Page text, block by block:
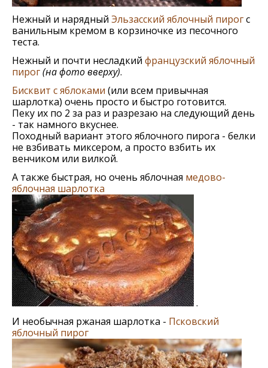
Нежный и нарядный Эльзасский яблочный пирогс
ванильным кремом в корзиночке из песочного
теста.
Нежный и почти несладкий французский яблочный
пирог(на фото вверху).
Бисквит с яблоками (или всем привычная
шарлотка) очень просто и быстро готовится.
Пеку их по 2 за раз и разрезаю на следующий день
- так намного вкуснее.
Походный вариант этого яблочного пирога - белки
не взбивать миксером, а просто взбить их
венчиком или вилкой.
А также быстрая, но очень яблочная медово-
яблочная шарлотка
.
И необычная ржаная шарлотка - Псковский
яблочный пирог